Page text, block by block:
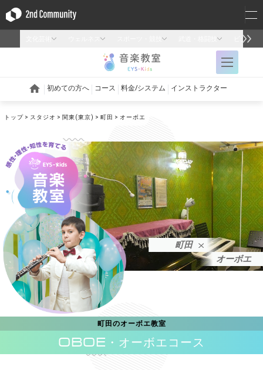
トップ スタジオ 関東(東京) 町田 オーボエ
町田
オーボエ
町田のオーボエ教室
OBOE ・オーボエコース